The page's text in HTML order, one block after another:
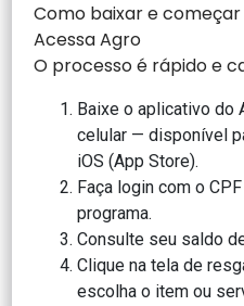
Como baixar e
Acessa Agro
O processo é rápido e
Baixe o aplicativo do
celular — disponível
iOS (App Store).
Faça login com o
programa.
Consulte seu saldo
Clique na tela de
escolha o item ou